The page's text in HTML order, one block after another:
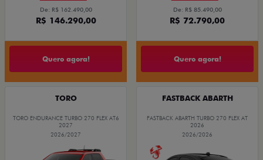
De: R$ 162.490,00
R$ 146.290,00
Quero agora!
De: R$ 85.490,00
R$ 72.790,00
Quero agora!
TORO
TORO ENDURANCE TURBO 270 FLEX AT6
2027
2026/2027
FASTBACK ABARTH
FASTBACK ABARTH TURBO 270 FLEX AT
2026
2026/2026